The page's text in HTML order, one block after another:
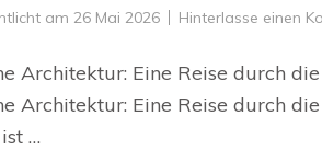
am 26 Mai 2026 Hinterlasse einen
Architektur: Eine Reise durch
Architektur: Eine Reise durch
…